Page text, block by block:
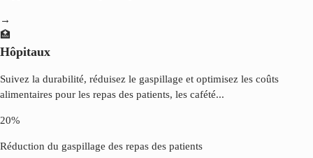
→
🏥
Hôpitaux
Suivez la durabilité, réduisez le gaspillage et optimisez les coûts
alimentaires pour les repas des patients, les cafété...
20%
Réduction du gaspillage des repas des patients